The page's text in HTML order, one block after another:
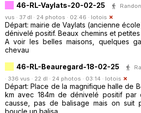
46-RL-Vaylats-20-02-25
vus · 37 dl · 24 photos · 02:46 · lotois
Départ: mairie de Vaylats (ancienne
dénivelé positif. Beaux chemins et
A voir les belles maisons, quelques
chevau
46-RL-Beauregard-18-02-25
· 336 vus · 22 dl · 24 photos · 03:14 · lotois
Départ: Place de la magnifique halle de
km avec 184m de dénivelé positif par
causse, pas de balisage mais on suit
boucle un balisa